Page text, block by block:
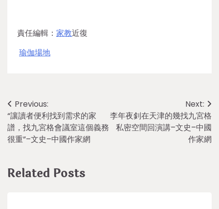
責任編輯： 家教近復
瑜伽場地
Post
navigation
Previous:
“讓讀者便利找到需求的家
譜，找九宮格會議室這個義務
很重”–文史–中國作家網
Next:
李年夜釗在天津的幾找九宮格
私密空間回演講–文史–中國
作家網
Related Posts